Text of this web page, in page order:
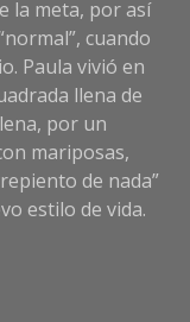
la meta, por así
cuando
Paula vivió en
llena de
por un
mariposas,
de nada”
estilo de vida.